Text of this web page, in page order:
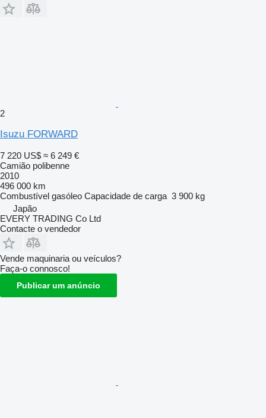
2
Isuzu FORWARD
7 220 US$ ≈ 6 249 €
Camião polibenne
2010
496 000 km
Combustível gasóleo Capacidade de carga 3 900 kg
Japão
EVERY TRADING Co Ltd
Contacte o vendedor
Vende maquinaria ou veículos?
Faça-o connosco!
Publicar um anúncio